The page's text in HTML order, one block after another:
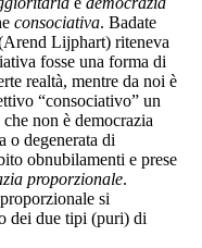
consociativa. Badate
Lijphart) riteneva
fosse una forma di
realtà, mentre da noi è
“consociativo” un
non è democrazia
o degenerata di
obnubilamenti e prese
proporzionale.
si
dei due tipi (puri) di